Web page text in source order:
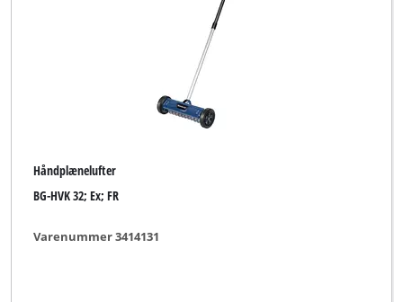
Håndplænelufter
BG-HVK 32; Ex; FR
Varenummer 3414131